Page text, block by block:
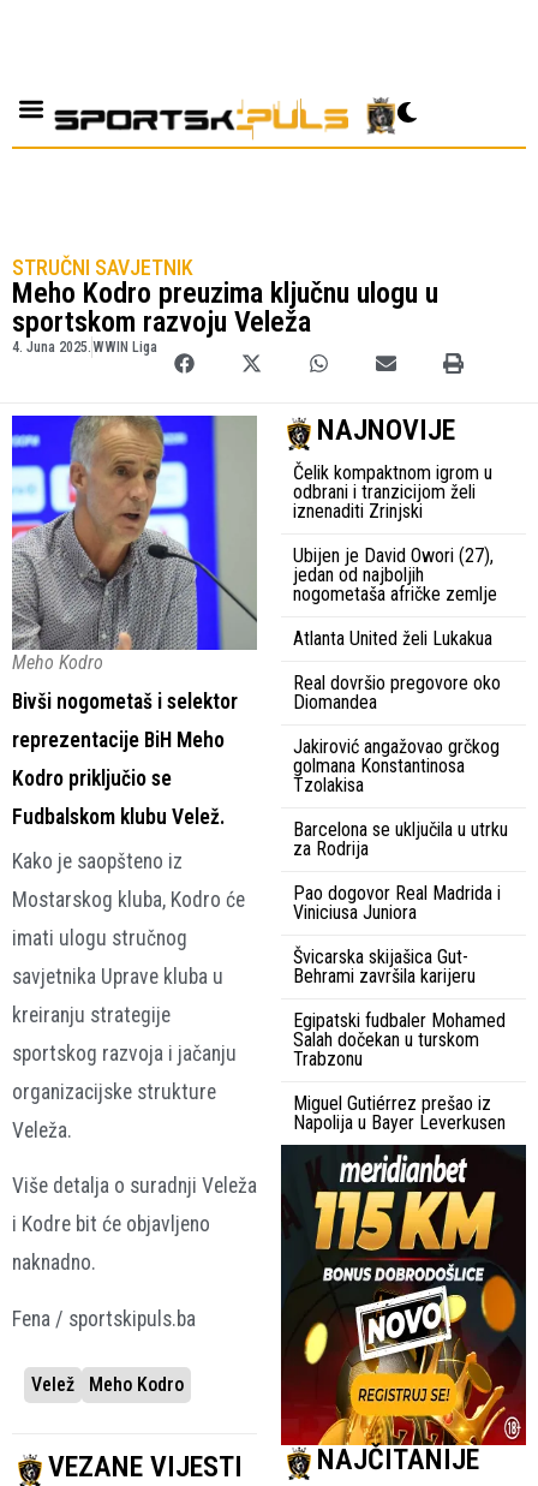
STRUČNI SAVJETNIK
Meho Kodro preuzima ključnu ulogu u
sportskom razvoju Veleža
4. Juna 2025.WWIN Liga
Meho Kodro
Bivši nogometaš i selektor
reprezentacije BiH Meho
Kodro priključio se
Fudbalskom klubu Velež.
Kako je saopšteno iz
Mostarskog kluba, Kodro će
imati ulogu stručnog
savjetnika Uprave kluba u
kreiranju strategije
sportskog razvoja i jačanju
organizacijske strukture
Veleža.
Više detalja o suradnji Veleža
i Kodre bit će objavljeno
naknadno.
Fena / sportskipuls.ba
Velež Meho Kodro
VEZANE VIJESTI
NAJNOVIJE
Čelik kompaktnom igrom u
odbrani i tranzicijom želi
iznenaditi Zrinjski
Ubijen je David Owori (27),
jedan od najboljih
nogometaša afričke zemlje
Atlanta United želi Lukakua
Real dovršio pregovore oko
Diomandea
Jakirović angažovao grčkog
golmana Konstantinosa
Tzolakisa
Barcelona se uključila u utrku
za Rodrija
Pao dogovor Real Madrida i
Viniciusa Juniora
Švicarska skijašica Gut-
Behrami završila karijeru
Egipatski fudbaler Mohamed
Salah dočekan u turskom
Trabzonu
Miguel Gutiérrez prešao iz
Napolija u Bayer Leverkusen
NAJČITANIJE